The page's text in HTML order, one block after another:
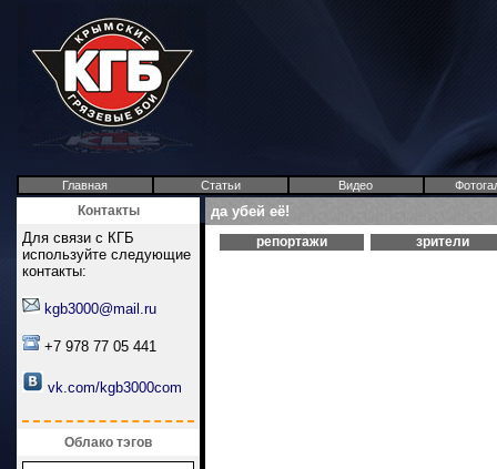
Главная Статьи Видео
Контакты
Для связи с КГБ
используйте следующие
контакты:
kgb3000@mail.ru
+7 978 77 05 441
vk.com/kgb3000com
Облако тэгов
да убей её!
репортажи зрители